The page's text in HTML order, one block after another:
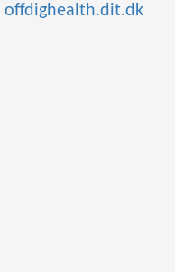
offdighealth.dit.dk